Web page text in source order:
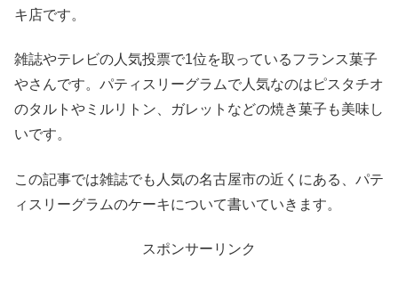
キ店です。
雑誌やテレビの人気投票で1位を取っているフランス菓子
やさんです。パティスリーグラムで人気なのはピスタチオ
のタルトやミルリトン、ガレットなどの焼き菓子も美味し
いです。
この記事では雑誌でも人気の名古屋市の近くにある、パテ
ィスリーグラムのケーキについて書いていきます。
スポンサーリンク